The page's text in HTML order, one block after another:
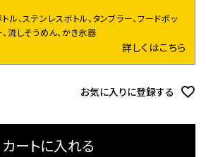
ル、ステンレスボトル、タンブラー、フードポッ
流しそうめん、かき氷器
詳しくはこちら
お気に入りに登録する
カートに入れる